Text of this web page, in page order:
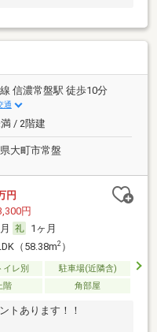
信濃常盤駅 徒歩10分
通
/ 2階建
大町市常盤
円
円
1ヶ月
（58.38m2）
イレ別
駐車場(近隣含)
階 角部屋
トあります！！